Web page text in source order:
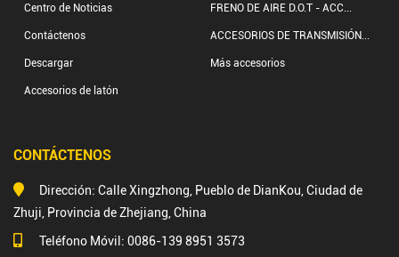
Centro de Noticias
Contáctenos
Descargar
Accesorios de latón
FRENO DE AIRE D.O.T - ACC...
ACCESORIOS DE TRANSMISIÓN...
Más accesorios
CONTÁCTENOS
Dirección: Calle Xingzhong, Pueblo de DianKou, Ciudad de
Zhuji, Provincia de Zhejiang, China
Teléfono Móvil: 0086-139 8951 3573